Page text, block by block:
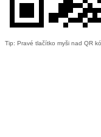
Tip: Pravé tlačítko myši nad QR